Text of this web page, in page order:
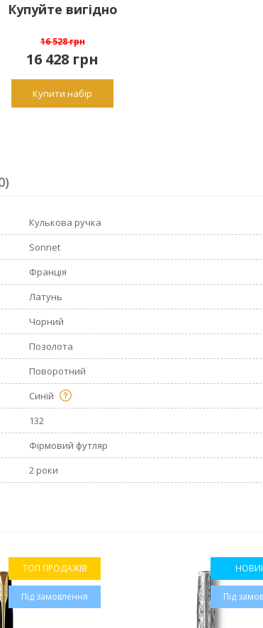
Купуйте вигідно
16 528 грн
16 428 грн
Купити набір
Кулькова ручка
Sonnet
Франція
Латунь
Чорний
Позолота
Поворотний
Синій
132
Фірмовий футляр
2 роки
ТОП ПРОДАЖІВ
Під замовлення Під